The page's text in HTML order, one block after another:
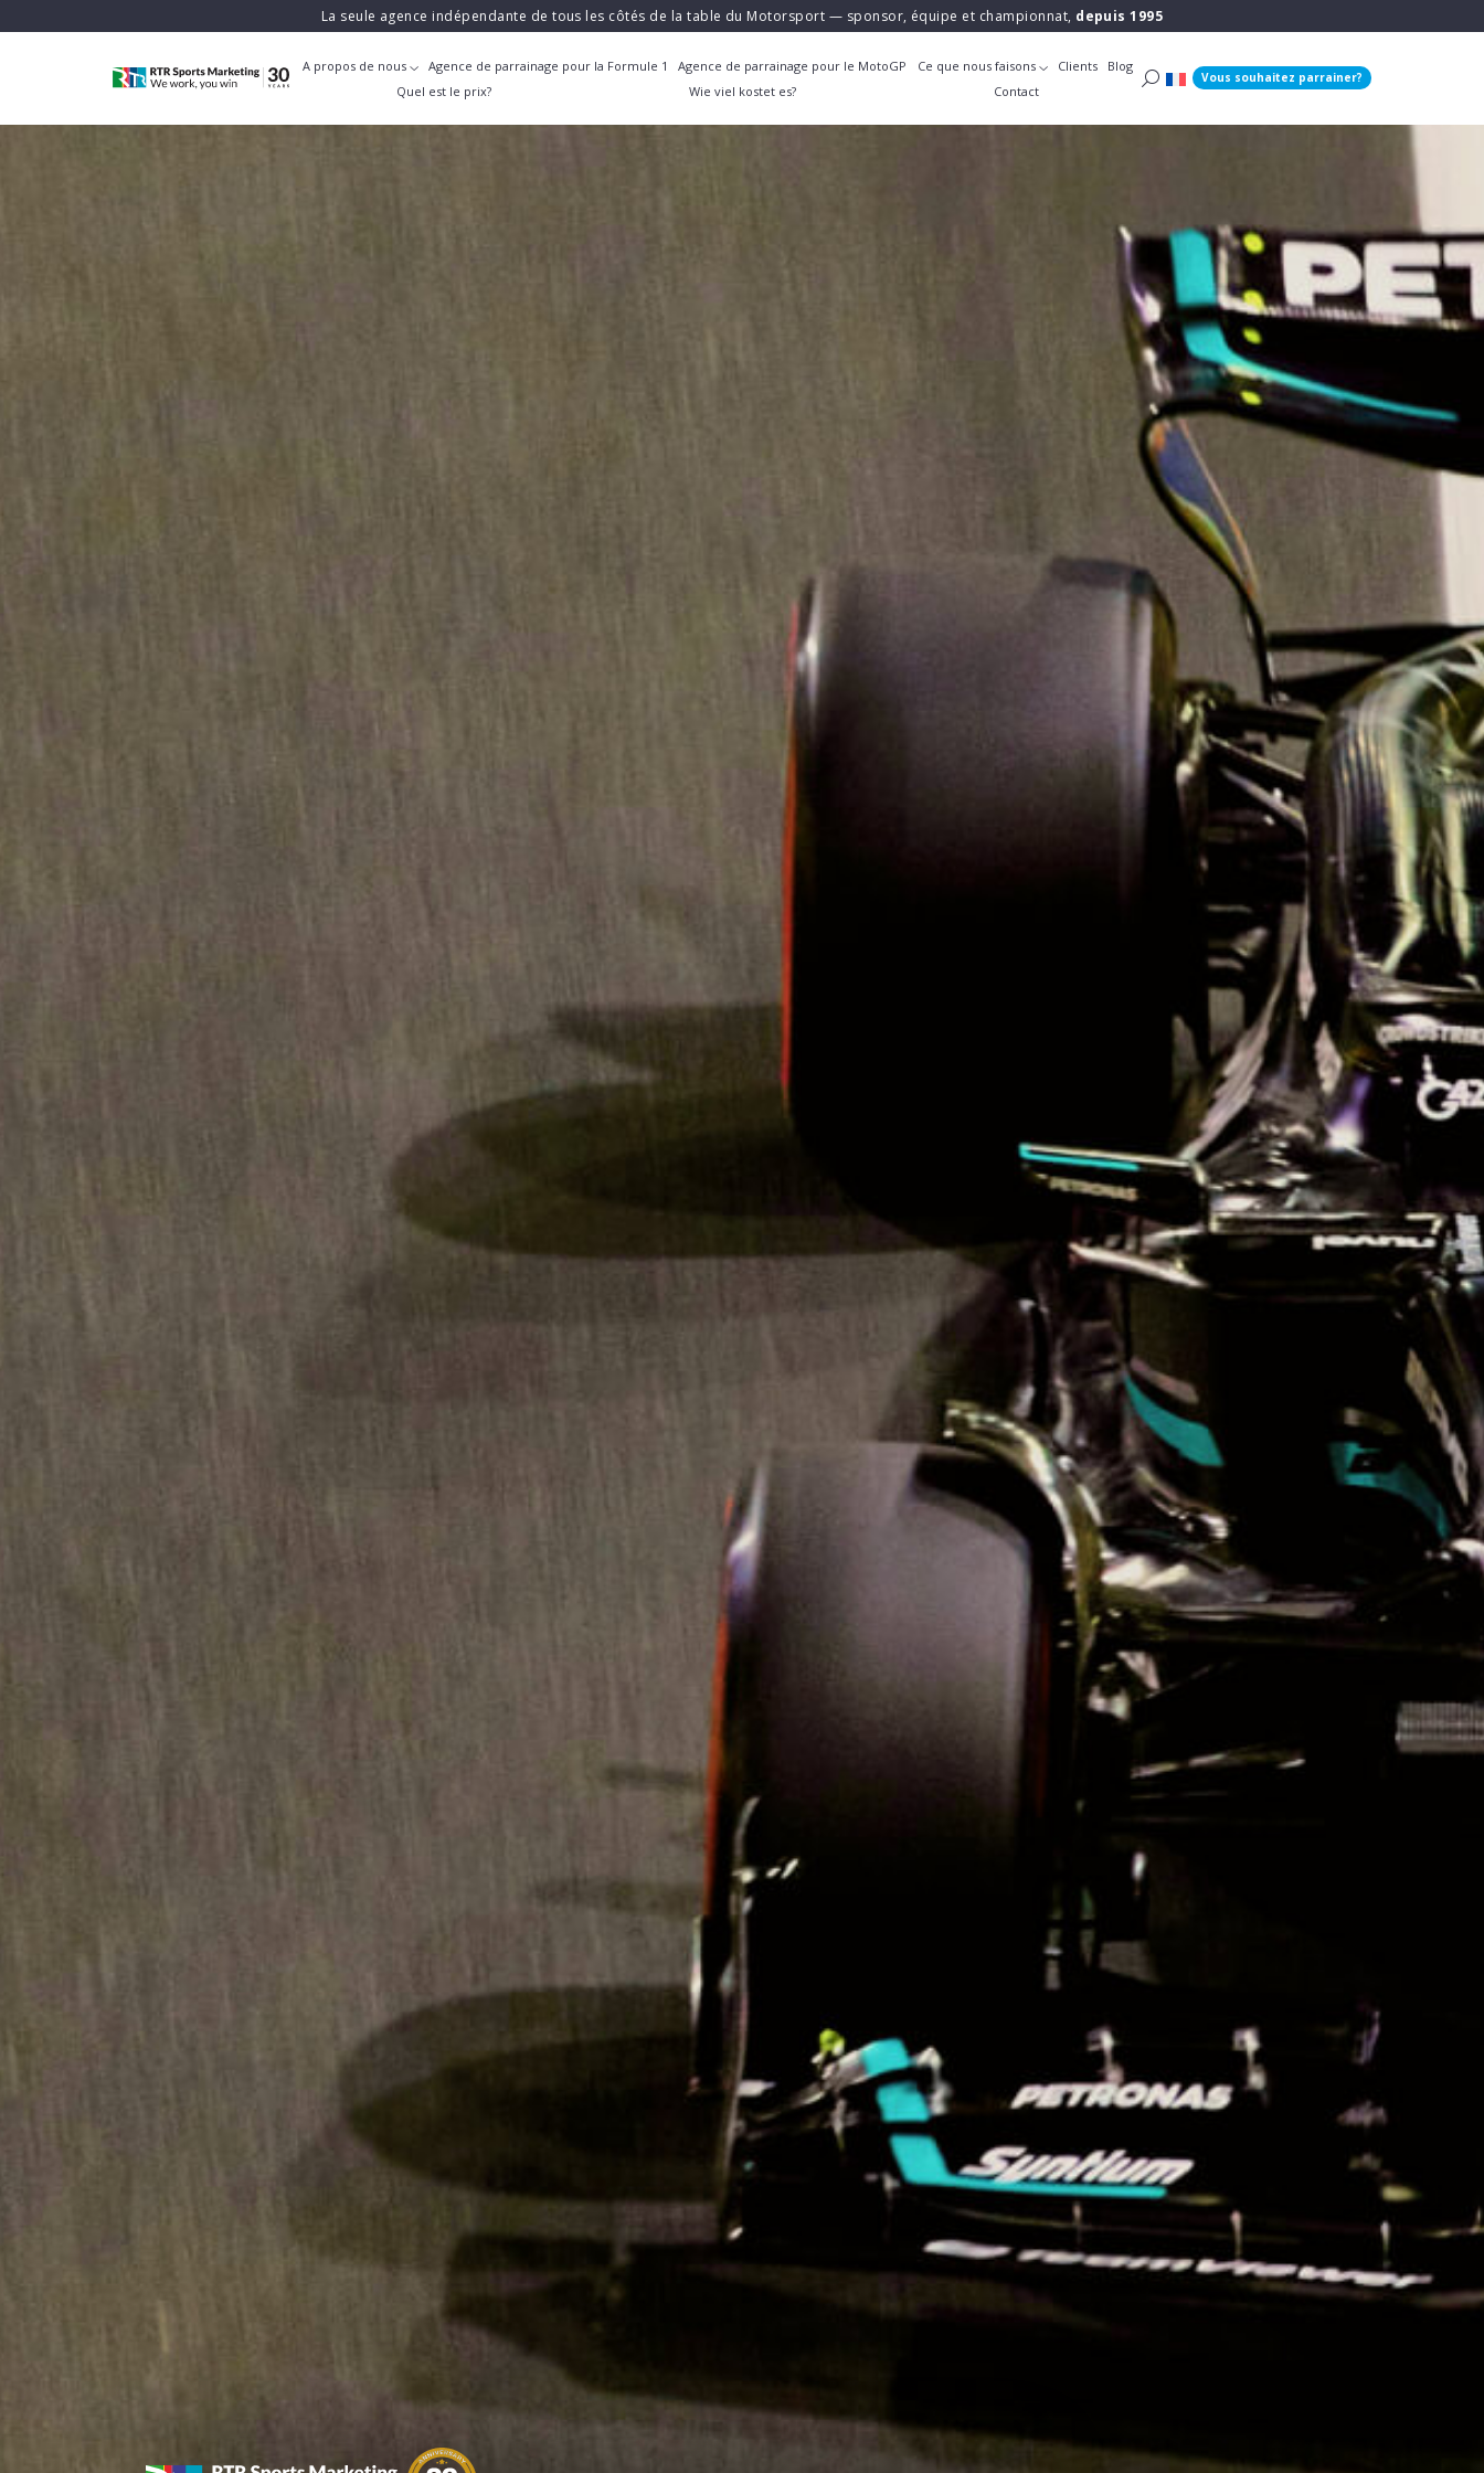
La seule agence indépendante de tous les côtés de la table du Motorsport — sponsor, équipe et championnat, depuis 1995
A propos de nous Agence de parrainage pour la Formule 1 Agence de parrainage pour le MotoGP Ce que nous faisons Clients
Blog
Quel est le prix?
Wie viel kostet es? Contact
Vous souhaitez parrainer?